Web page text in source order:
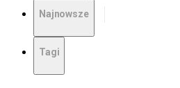
Najnowsze
Tagi